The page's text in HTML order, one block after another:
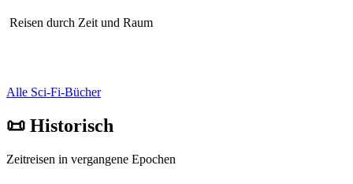
Reisen durch Zeit und Raum
Alle Sci-Fi-Bücher
📜 Historisch
Zeitreisen in vergangene Epochen